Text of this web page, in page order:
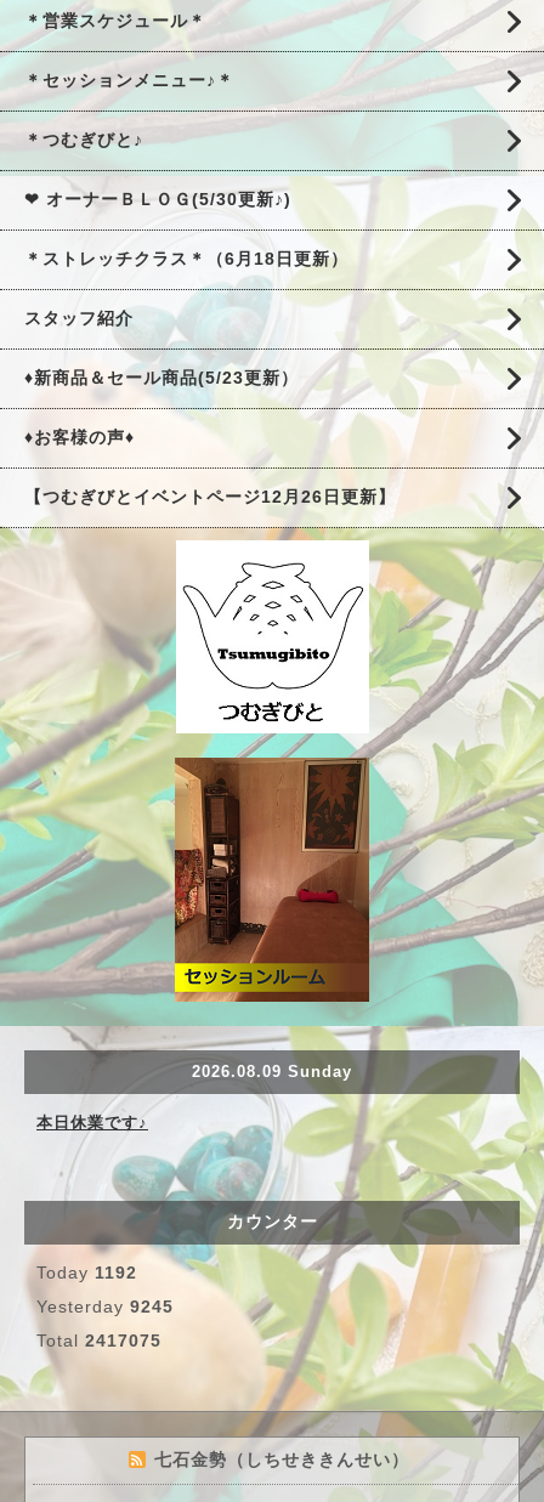
＊営業スケジュール＊
＊セッションメニュー♪＊
＊つむぎびと♪
❤ オーナーＢＬＯＧ(5/30更新♪)
＊ストレッチクラス＊（6月18日更新）
スタッフ紹介
♦新商品＆セール商品(5/23更新）
♦お客様の声♦
【つむぎびとイベントページ12月26日更新】
2026.08.09 Sunday
本日休業です♪
カウンター
Today 1192
Yesterday 9245
Total 2417075
七石金勢（しちせききんせい）